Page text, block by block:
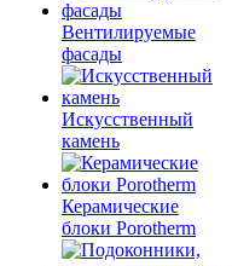
Вентилируемые
фасады
Искусственный
камень
Керамические
блоки Porotherm